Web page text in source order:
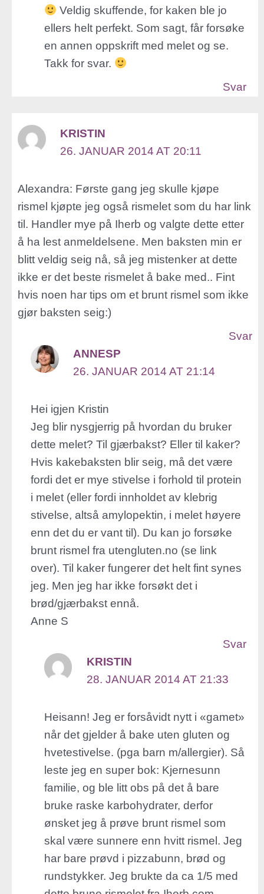
Veldig skuffende, for kaken ble jo
ellers helt perfekt. Som sagt, får forsøke
en annen oppskrift med melet og se.
Takk for svar.
Svar
KRISTIN
26. JANUAR 2014 AT 20:11
Alexandra: Første gang jeg skulle kjøpe
rismel kjøpte jeg også rismelet som du har link
til. Handler mye på Iherb og valgte dette etter
å ha lest anmeldelsene. Men baksten min er
blitt veldig seig nå, så jeg mistenker at dette
ikke er det beste rismelet å bake med.. Fint
hvis noen har tips om et brunt rismel som ikke
gjør baksten seig:)
Svar
ANNESP
26. JANUAR 2014 AT 21:14
Hei igjen Kristin
Jeg blir nysgjerrig på hvordan du bruker
dette melet? Til gjærbakst? Eller til kaker?
Hvis kakebaksten blir seig, må det være
fordi det er mye stivelse i forhold til protein
i melet (eller fordi innholdet av klebrig
stivelse, altså amylopektin, i melet høyere
enn det du er vant til). Du kan jo forsøke
brunt rismel fra utengluten.no (se link
over). Til kaker fungerer det helt fint synes
jeg. Men jeg har ikke forsøkt det i
brød/gjærbakst ennå.
Anne S
Svar
KRISTIN
28. JANUAR 2014 AT 21:33
Heisann! Jeg er forsåvidt nytt i «gamet»
når det gjelder å bake uten gluten og
hvetestivelse. (pga barn m/allergier). Så
leste jeg en super bok: Kjernesunn
familie, og ble litt obs på det å bare
bruke raske karbohydrater, derfor
ønsket jeg å prøve brunt rismel som
skal være sunnere enn hvitt rismel. Jeg
har bare prøvd i pizzabunn, brød og
rundstykker. Jeg brukte da ca 1/5 med